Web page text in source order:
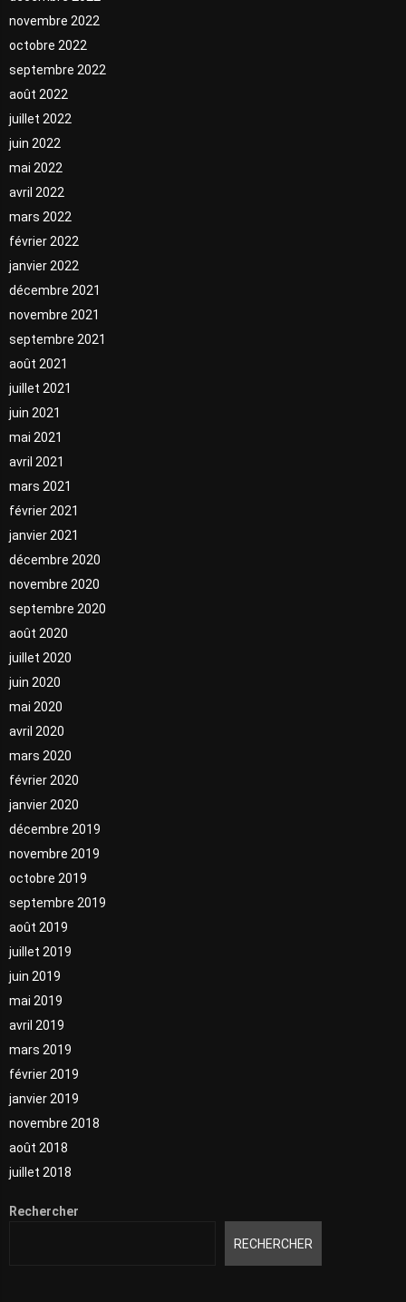
novembre 2022
octobre 2022
septembre 2022
août 2022
juillet 2022
juin 2022
mai 2022
avril 2022
mars 2022
février 2022
janvier 2022
décembre 2021
novembre 2021
septembre 2021
août 2021
juillet 2021
juin 2021
mai 2021
avril 2021
mars 2021
février 2021
janvier 2021
décembre 2020
novembre 2020
septembre 2020
août 2020
juillet 2020
juin 2020
mai 2020
avril 2020
mars 2020
février 2020
janvier 2020
décembre 2019
novembre 2019
octobre 2019
septembre 2019
août 2019
juillet 2019
juin 2019
mai 2019
avril 2019
mars 2019
février 2019
janvier 2019
novembre 2018
août 2018
juillet 2018
Rechercher
RECHERCHER